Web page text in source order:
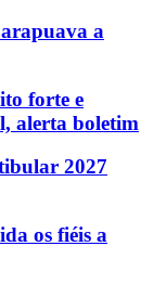
a
forte e
alerta boletim
2027
os fiéis a